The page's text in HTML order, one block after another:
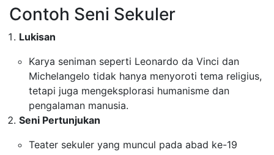
Contoh Seni Sekuler
Lukisan
Karya seniman seperti Leonardo da Vinci dan
Michelangelo tidak hanya menyoroti tema religius,
tetapi juga mengeksplorasi humanisme dan
pengalaman manusia.
Seni Pertunjukan
Teater sekuler yang muncul pada abad ke-19